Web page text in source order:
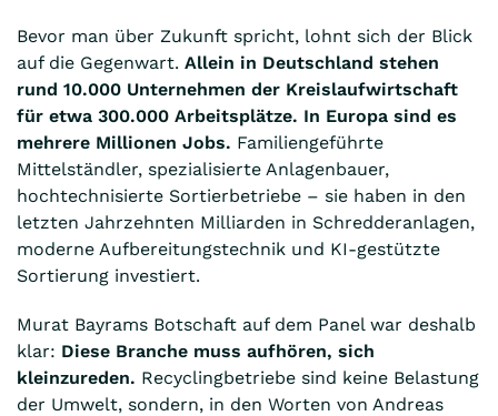
Bevor man über Zukunft spricht, lohnt sich der Blick
auf die Gegenwart. Allein in Deutschland stehen
rund 10.000 Unternehmen der Kreislaufwirtschaft
für etwa 300.000 Arbeitsplätze. In Europa sind es
mehrere Millionen Jobs. Familiengeführte
Mittelständler, spezialisierte Anlagenbauer,
hochtechnisierte Sortierbetriebe – sie haben in den
letzten Jahrzehnten Milliarden in Schredderanlagen,
moderne Aufbereitungstechnik und KI-gestützte
Sortierung investiert.
Murat Bayrams Botschaft auf dem Panel war deshalb
klar: Diese Branche muss aufhören, sich
kleinzureden. Recyclingbetriebe sind keine Belastung
der Umwelt, sondern, in den Worten von Andreas